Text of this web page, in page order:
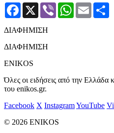
Facebook
X Viber WhatsApp
Email
ΔΙΑΦΗΜΙΣΗ
ΔΙΑΦΗΜΙΣΗ
ENIKOS
Όλες οι ειδήσεις από την Ελλάδα
του enikos.gr.
Facebook X InstagramYouTube
© 2026 ENIKOS